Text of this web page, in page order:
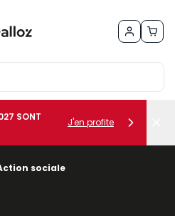
SONT
J'en profite
sociale